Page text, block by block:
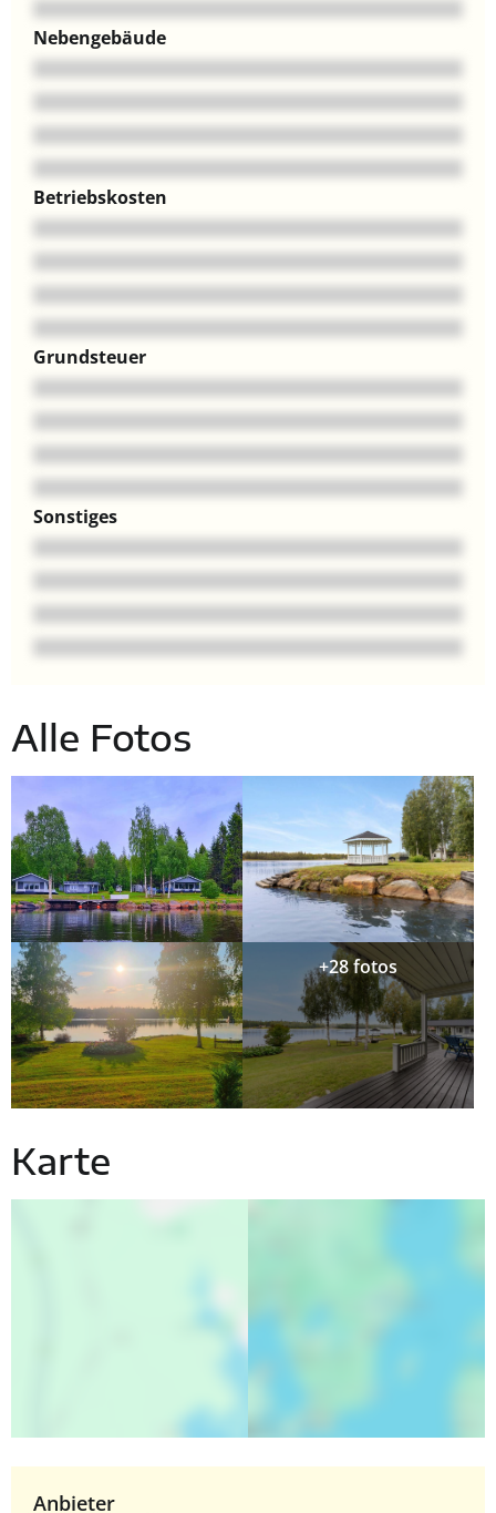
Nebengebäude
Betriebskosten
Grundsteuer
Sonstiges
Alle Fotos
+28 fotos
Karte
Anbieter